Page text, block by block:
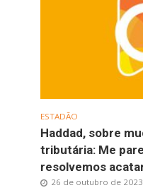
ESTADÃO
Haddad, sobre
tributária: Me
resolvemos
26 de outubro de